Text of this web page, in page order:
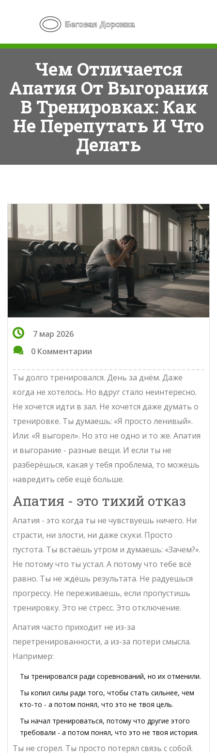
Чем Отличается
Апатия От Выгорания
В Тренировках: Как
Не Перепутать И Что
Делать
7 мар 2026
0 Комментарии
Ты долго тренировался. День за днём. Даже
когда не хотелось. Но вдруг стало неинтересно.
Не хочется идти в зал. Не хочется даже думать о
тренировке. Ты думаешь: «Я просто ленивый».
Или: «Я выгорел». Но это не одно и то же. Апатия
и выгорание - разные вещи. И если ты не
разберёшься, какая у тебя проблема, то можешь
навредить себе ещё больше.
Апатия - это тихий отказ
Апатия - это когда ты не чувствуешь ничего. Ни
страсти, ни злости, ни даже скуки. Просто
пустота. Ты встаёшь утром и думаешь: «Зачем?».
Не потому что ты устал. А потому что тебе всё
равно. Ты не ждёшь результата. Не радуешься
прогрессу. Не переживаешь, если пропустишь
тренировку. Это не стресс. Это отключение.
Апатия часто приходит не из-за
перетренированности, а из-за потери смысла.
Например:
Ты тренировался ради соревнований, но их отменили.
Ты копил силы ради того, чтобы стать сильнее, чем
кто-то - а потом понял, что это не твоя цель.
Ты начал тренироваться, потому что другие этого
требовали - а потом понял, что это не твоя история.
Ты не сгорел. Ты просто потерял связь с собой.